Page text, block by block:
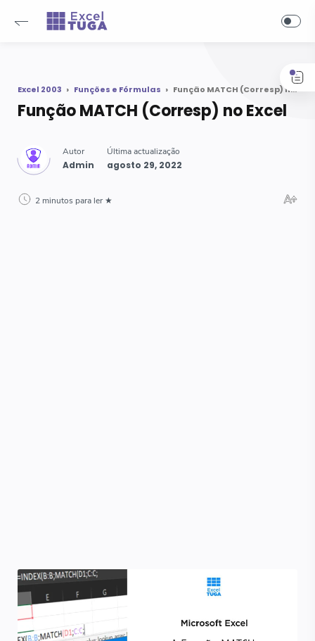
Excel 2003 Funções e Fórmulas Função MATCH (Corresp) no Excel
Função MATCH (Corresp) no Excel
2 minutos para ler